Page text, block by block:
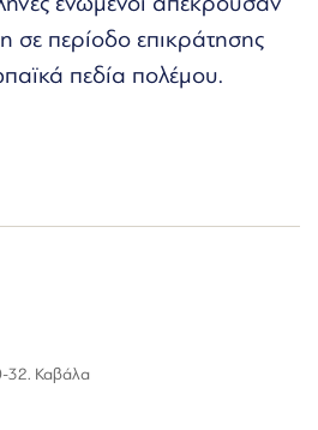
σε περίοδο επικράτησης
πεδία πολέμου.
32. Καβάλα